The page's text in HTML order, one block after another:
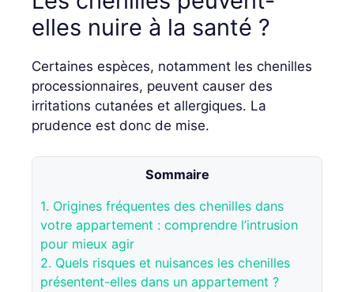
elles nuire à la santé ?
Certaines espèces, notamment les chenilles
processionnaires, peuvent causer des
irritations cutanées et allergiques. La
prudence est donc de mise.
Sommaire
1. Origines fréquentes des chenilles dans
votre appartement : comprendre l’intrusion
pour mieux agir
2. Quels risques et nuisances les chenilles
présentent-elles dans un appartement ?